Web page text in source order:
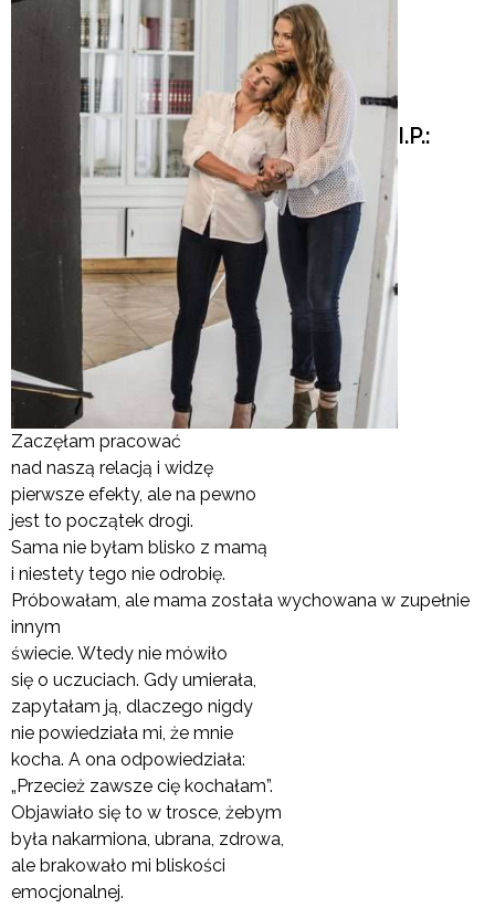
I.P.:
Zaczęłam pracować
nad naszą relacją i widzę
pierwsze efekty, ale na pewno
jest to początek drogi.
Sama nie byłam blisko z mamą
i niestety tego nie odrobię.
Próbowałam, ale mama została wychowana w zupełnie
innym
świecie. Wtedy nie mówiło
się o uczuciach. Gdy umierała,
zapytałam ją, dlaczego nigdy
nie powiedziała mi, że mnie
kocha. A ona odpowiedziała:
„Przecież zawsze cię kochałam”.
Objawiało się to w trosce, żebym
była nakarmiona, ubrana, zdrowa,
ale brakowało mi bliskości
emocjonalnej.